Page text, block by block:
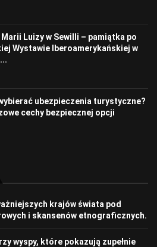
Marii Luizy w Sewilli – pamiątka po
Wystawie Iberoamerykańskiej w
ubezpieczenia turystyczne?
cechy bezpiecznej opcji
krajów świata pod
i skansenów etnograficznych.
wyspy, które pokazują zupełnie